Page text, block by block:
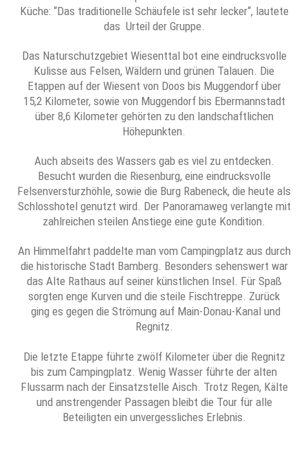
Küche: “Das traditionelle Schäufele ist sehr lecker“, lautete
das Urteil der Gruppe.
Das Naturschutzgebiet Wiesenttal bot eine eindrucksvolle
Kulisse aus Felsen, Wäldern und grünen Talauen. Die
Etappen auf der Wiesent von Doos bis Muggendorf über
15,2 Kilometer, sowie von Muggendorf bis Ebermannstadt
über 8,6 Kilometer gehörten zu den landschaftlichen
Höhepunkten.
Auch abseits des Wassers gab es viel zu entdecken.
Besucht wurden die Riesenburg, eine eindrucksvolle
Felsenversturzhöhle, sowie die Burg Rabeneck, die heute als
Schlosshotel genutzt wird. Der Panoramaweg verlangte mit
zahlreichen steilen Anstiege eine gute Kondition.
An Himmelfahrt paddelte man vom Campingplatz aus durch
die historische Stadt Bamberg. Besonders sehenswert war
das Alte Rathaus auf seiner künstlichen Insel. Für Spaß
sorgten enge Kurven und die steile Fischtreppe. Zurück
ging es gegen die Strömung auf Main-Donau-Kanal und
Regnitz.
Die letzte Etappe führte zwölf Kilometer über die Regnitz
bis zum Campingplatz. Wenig Wasser führte der alten
Flussarm nach der Einsatzstelle Aisch. Trotz Regen, Kälte
und anstrengender Passagen bleibt die Tour für alle
Beteiligten ein unvergessliches Erlebnis.